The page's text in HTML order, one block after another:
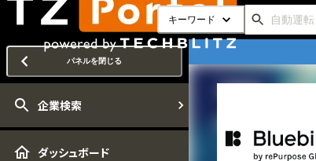
キーワード
パネルを閉じる
企業検索
ダッシュボード